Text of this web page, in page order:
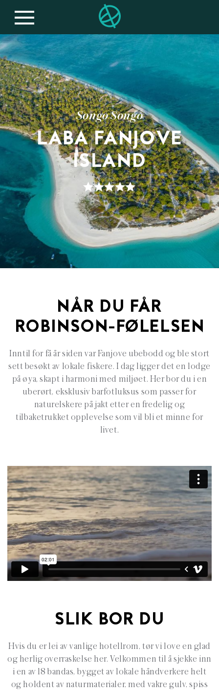
Songo Songo
LABA FANJOVE
ISLAND
NÅR DU FÅR
ROBINSON-FØLELSEN
Inntil for få år siden var Fanjove ubebodd og ble stort
sett besøkt av lokale fiskere. I dag ligger det en lodge
på øya, skapt i harmoni med miljøet. Her bor du i en
uberørt, eksklusiv barfotluksus som passer for
naturelskere på jakt etter en fredelig og
tilbaketrukket opplevelse som vil bli et minne for
livet.
SLIK BOR DU
Hvis du er lei av vanlige hotellrom, tør vi love en glad
og herlig overraskelse her. Velkommen til å sjekke inn
i en av 18 bandas, bygget av lokale håndverkere helt
og holdent av naturmaterialer, med vakre gulv, spiss